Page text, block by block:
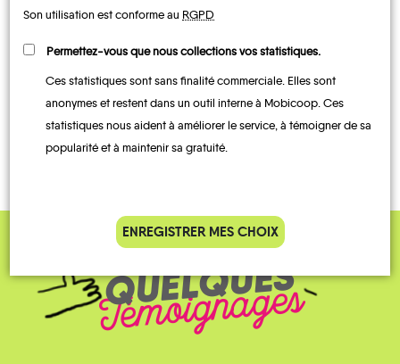
Les infosMOBILITE
AUTOPARTAGE
TRANSPORTS
À LA
DEMANDE
TRAIN
QUELQUES
Témoignages
Son utilisation est conforme au RGPD
Permettez-vous que nous collections vos statistiques.
Ces statistiques sont sans finalité commerciale. Elles sont
anonymes et restent dans un outil interne à Mobicoop. Ces
statistiques nous aident à améliorer le service, à témoigner de sa
popularité et à maintenir sa gratuité.
ENREGISTRER MES CHOIX